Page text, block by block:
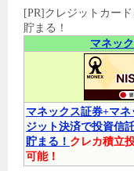
[PR]クレジットカー
貯まる！
マネッ
マネックス証券+マ
ジット決済で投資信
貯まる！ クレカ積立
可能！